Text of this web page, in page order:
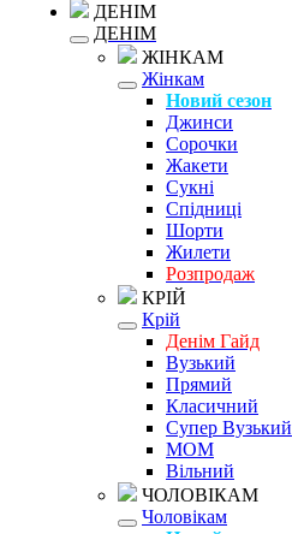
ДЕНІМ
ДЕНІМ
ЖІНКАМ
Жінкам
Новий сезон
Джинси
Сорочки
Жакети
Сукні
Спідниці
Шорти
Жилети
Розпродаж
КРІЙ
Крій
Денім Гайд
Вузький
Прямий
Класичний
Супер Вузький
MOM
Вільний
ЧОЛОВІКАМ
Чоловікам